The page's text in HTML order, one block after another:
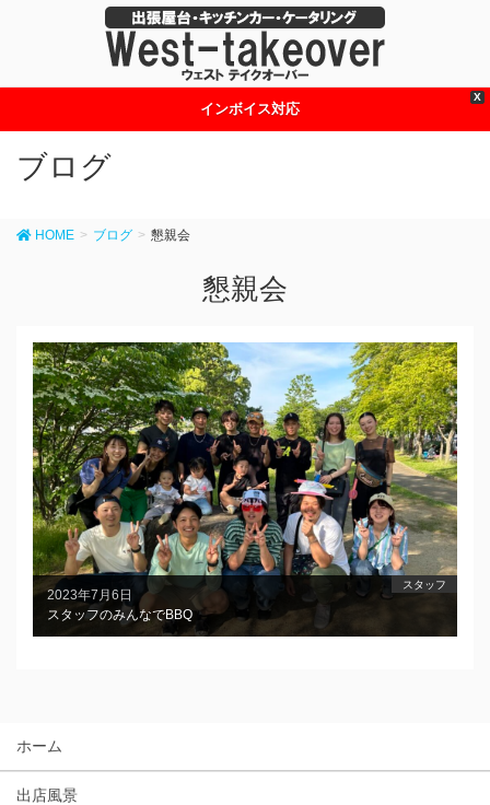
X
インボイス対応
ブログ
HOME ブログ 懇親会
懇親会
2023年7月6日
スタッフ
スタッフのみんなでBBQ
ホーム
出店風景